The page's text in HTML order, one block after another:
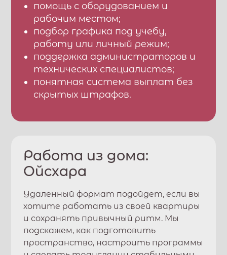
помощь с оборудованием и
рабочим местом;
подбор графика под учебу,
работу или личный режим;
поддержка администраторов и
технических специалистов;
понятная система выплат без
скрытых штрафов.
Работа из дома:
Ойсхара
Удаленный формат подойдет, если вы
хотите работать из своей квартиры
и сохранять привычный ритм. Мы
подскажем, как подготовить
пространство, настроить программы